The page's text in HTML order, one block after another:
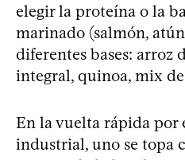
elegir la proteína o la
marinado (salmón,
diferentes bases: arroz
integral, quinoa, mix
En la vuelta rápida por
industrial, uno se topa